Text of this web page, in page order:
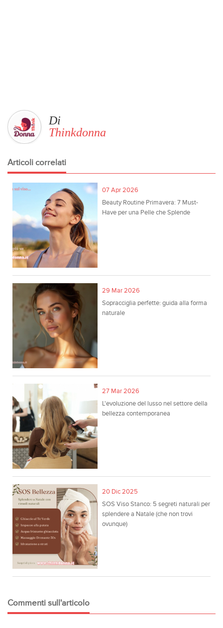
Di
Thinkdonna
Articoli correlati
07 Apr 2026
Beauty Routine Primavera: 7 Must-
Have per una Pelle che Splende
29 Mar 2026
Sopracciglia perfette: guida alla forma
naturale
27 Mar 2026
L'evoluzione del lusso nel settore della
bellezza contemporanea
20 Dic 2025
SOS Viso Stanco: 5 segreti naturali per
splendere a Natale (che non trovi
ovunque)
Commenti sull'articolo